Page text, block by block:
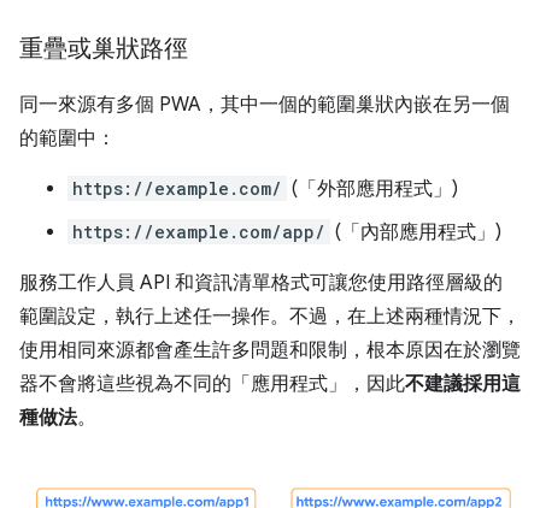
重疊或巢狀路徑
同一來源有多個 PWA，其中一個的範圍巢狀內嵌在另一個
的範圍中：
https://example.com/ (「外部應用程式」)
https://example.com/app/ (「內部應用程式」)
服務工作人員 API 和資訊清單格式可讓您使用路徑層級的
範圍設定，執行上述任一操作。不過，在上述兩種情況下，
使用相同來源都會產生許多問題和限制，根本原因在於瀏覽
器不會將這些視為不同的「應用程式」，因此不建議採用這
種做法。